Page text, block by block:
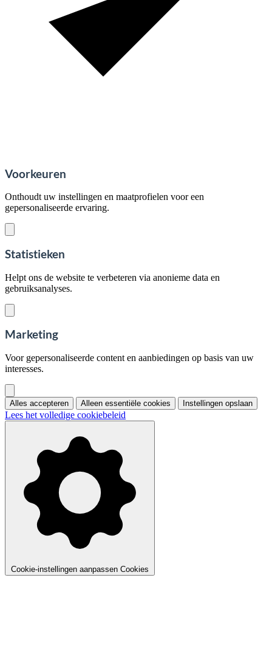
Voorkeuren
Onthoudt uw instellingen en maatprofielen voor een
gepersonaliseerde ervaring.
Statistieken
Helpt ons de website te verbeteren via anonieme data en
gebruiksanalyses.
Marketing
Voor gepersonaliseerde content en aanbiedingen op basis van uw
interesses.
Alles accepteren Alleen essentiële cookies Instellingen opslaan
Lees het volledige cookiebeleid
Cookie-instellingen aanpassen Cookies